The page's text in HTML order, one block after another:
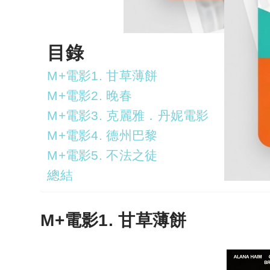
目錄
M+電影1. 甘草薄餅
M+電影2. 晚春
M+電影3. 克麗雅．丹妮電影
M+電影4. 德州巴黎
M+電影5. 不法之徒
總結
M+電影1. 甘草薄餅